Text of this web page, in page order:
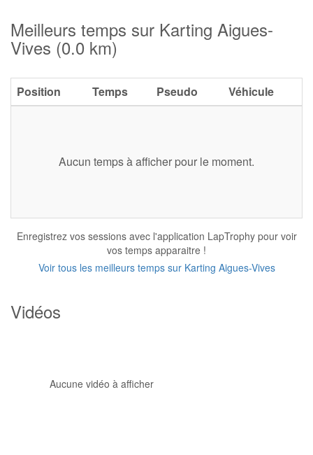
Meilleurs temps sur Karting Aigues-
Vives (0.0 km)
Position Temps Pseudo Véhicule
Aucun temps à afficher pour le moment.
Enregistrez vos sessions avec l'application LapTrophy pour voir
vos temps apparaitre !
Voir tous les meilleurs temps sur Karting Aigues-Vives
Vidéos
Aucune vidéo à afficher